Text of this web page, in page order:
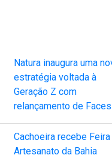
Natura inaugura uma
estratégia voltada à
Geração Z com
relançamento de Faces
Cachoeira recebe
Artesanato da Bahia